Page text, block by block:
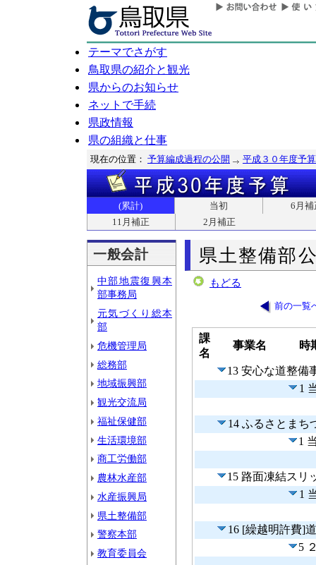
テーマでさがす
鳥取県の紹介と観光
県からのお知らせ
ネットで手続
県政情報
県の組織と仕事
現在の位置： 予算編成過程の公開 平成３０年度予算
(累計) 当初
6月補
11月補正
2月補正
一般会計
中部地震復興本
部事務局
元気づくり総本
部
危機管理局
総務部
地域振興部
観光交流局
福祉保健部
生活環境部
商工労働部
農林水産部
水産振興局
県土整備部
警察本部
教育委員会
県土整備部
もどる
前の一覧
課
名
事業名 時
13 安心な道整備
1
14 ふるさとまち
1
15 路面凍結スリ
1
16 [繰越明許費]
5